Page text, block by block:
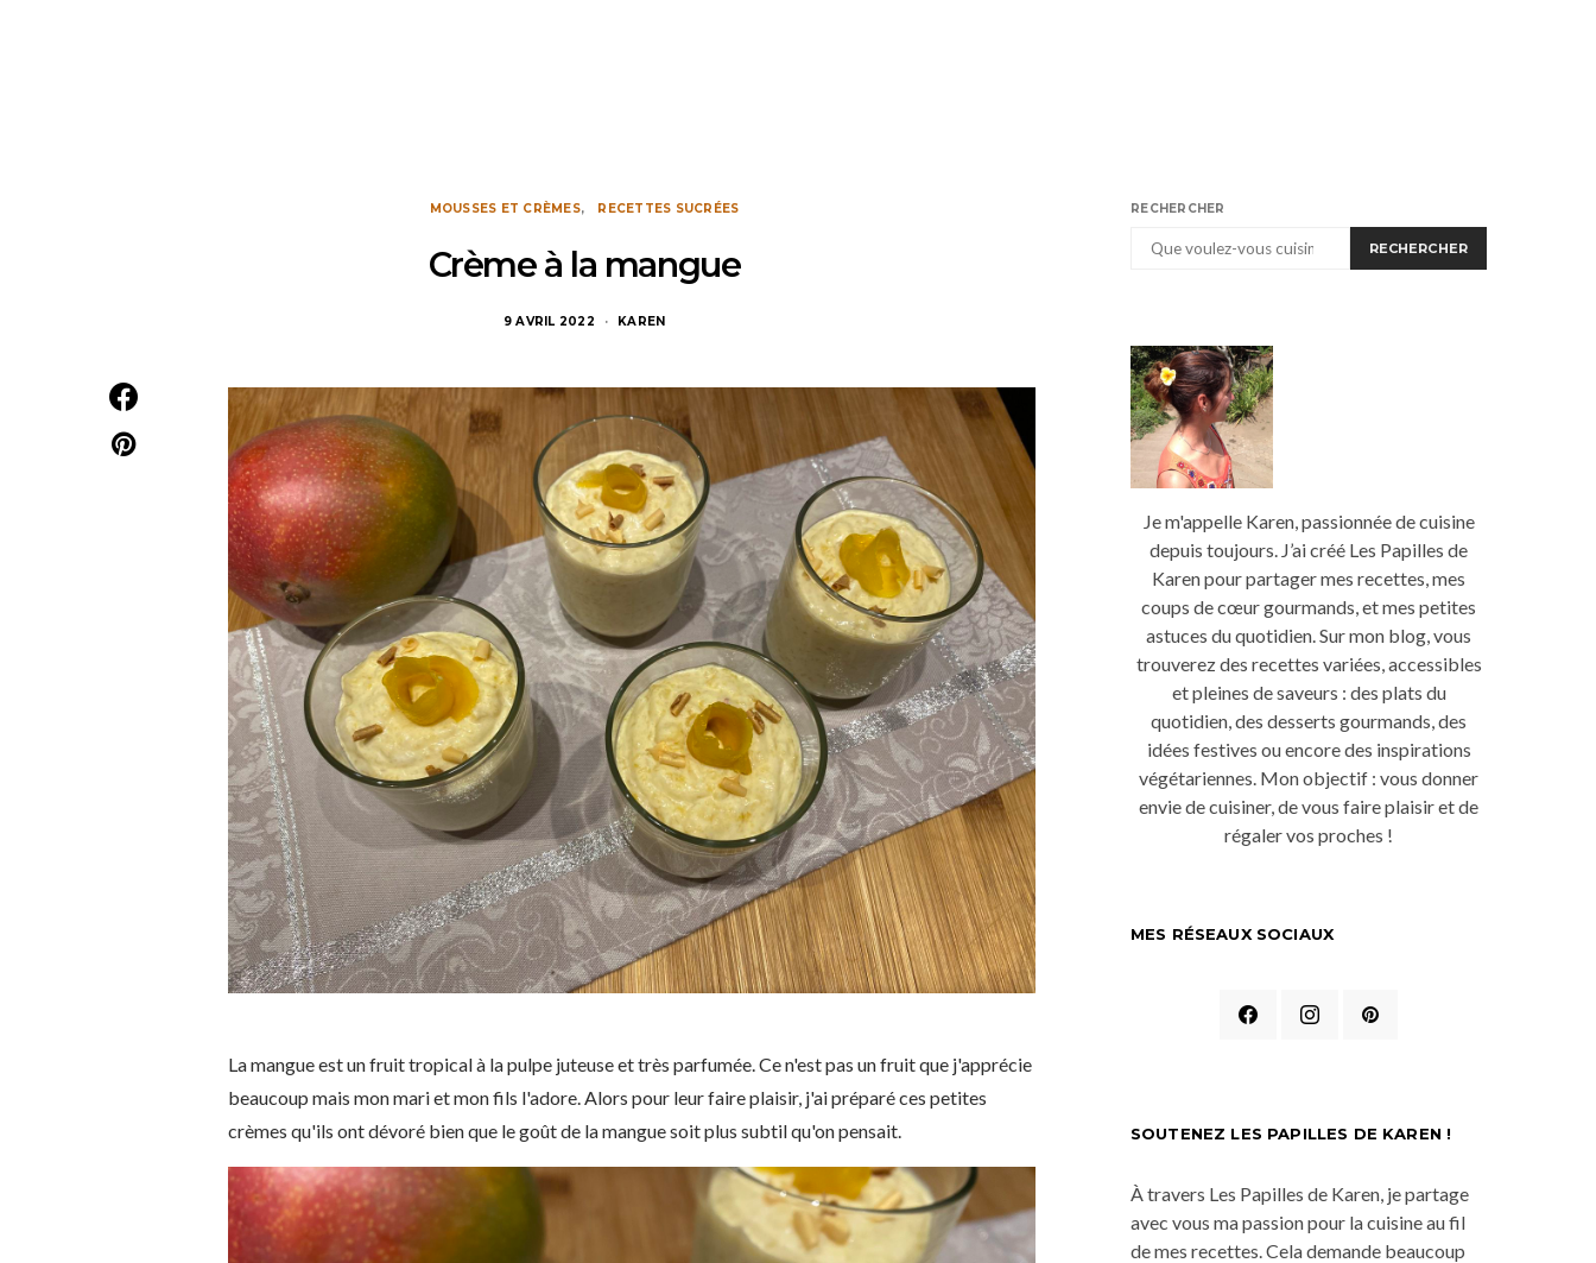
MOUSSES ET CRÈMES RECETTES SUCRÉES
Crème à la mangue
9 AVRIL 2022 KAREN
La mangue est un fruit tropical à la pulpe juteuse et très parfumée. Ce n'est pas un fruit que j'apprécie
beaucoup mais mon mari et mon fils l'adore. Alors pour leur faire plaisir, j'ai préparé ces petites
crèmes qu'ils ont dévoré bien que le goût de la mangue soit plus subtil qu'on pensait.
RECHERCHER
RECHERCHER
Je m'appelle Karen, passionnée de cuisine
depuis toujours. J’ai créé Les Papilles de
Karen pour partager mes recettes, mes
coups de cœur gourmands, et mes petites
astuces du quotidien. Sur mon blog, vous
trouverez des recettes variées, accessibles
et pleines de saveurs : des plats du
quotidien, des desserts gourmands, des
idées festives ou encore des inspirations
végétariennes. Mon objectif : vous donner
envie de cuisiner, de vous faire plaisir et de
régaler vos proches !
MES RÉSEAUX SOCIAUX
SOUTENEZ LES PAPILLES DE KAREN !
À travers Les Papilles de Karen, je partage
avec vous ma passion pour la cuisine au fil
de mes recettes. Cela demande beaucoup